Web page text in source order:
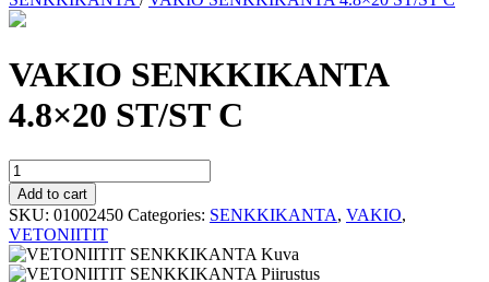
content
VAKIO SENKKIKANTA
4.8×20 ST/ST C
VAKIO
SENKKIKANTA
4.8x20
ST/ST
C
quantity
Add to cart
SKU: 01002450 Categories: SENKKIKANTA, VAKIO,
VETONIITIT